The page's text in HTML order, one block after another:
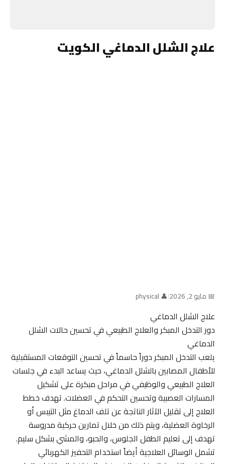
علاج الشلل الدماغي الكويت
📅 مايو 2, 2026 |
👤 physical
علاج الشلل الدماغي
دور التدخل المبكر والعلاج الطبيعي في تحسين حالات الشلل
الدماغي
يلعب التدخل المبكر دوراً حاسماً في تحسين التوقعات المستقبلية
للأطفال المصابين بالشلل الدماغي، حيث يساعد البدء في جلسات
العلاج الطبيعي والوظيفي في مراحل مبكرة على تشكيل
المسارات العصبية وتحسين التحكم في العضلات. تهدف خطط
العلاج إلى تقليل الآثار الناتجة عن تلف الدماغ مثل التيبس أو
الرخاوة العضلية، ويتم ذلك من خلال تمارين حركية مدروسة
تهدف إلى تعليم الطفل الجلوس، والحبو، والمشي بشكل سليم.
تشمل الوسائل العلاجية أيضاً استخدام التحفيز الكهربائي